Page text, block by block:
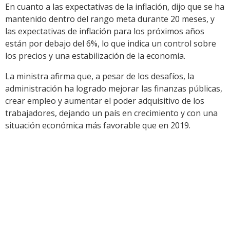
En cuanto a las expectativas de la inflación, dijo que se ha
mantenido dentro del rango meta durante 20 meses, y
las expectativas de inflación para los próximos años
están por debajo del 6%, lo que indica un control sobre
los precios y una estabilización de la economía.
La ministra afirma que, a pesar de los desafíos, la
administración ha logrado mejorar las finanzas públicas,
crear empleo y aumentar el poder adquisitivo de los
trabajadores, dejando un país en crecimiento y con una
situación económica más favorable que en 2019.